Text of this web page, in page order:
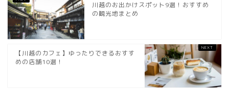
川越のお出かけスポット9選！おすすめ
の観光地まとめ
【川越のカフェ】ゆったりできるおすす
めの店舗10選！